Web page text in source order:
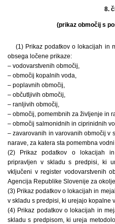
8.
(prikaz območij s
(1) Prikaz podatkov o lokacijah in
obsega ločene prikaze:
– vodovarstvenih območij,
– območij kopalnih voda,
– poplavnih območij,
– občutljivih območij,
– ranljivih območij,
– območij, pomembnih za življenje in
– območij salmonidnih in ciprinidnih
– zavarovanih in varovanih območij v
narave, za katera sta pomembna
(2) Prikaz podatkov o lokacijah
pripravljen v skladu s predpisi, ki
vključeni v register vodovarstvenih
Agencija Republike Slovenije za
(3) Prikaz podatkov o lokacijah in
v skladu s predpisi, ki urejajo kopalne
(4) Prikaz podatkov o lokacijah in
skladu s predpisom, ki ureja